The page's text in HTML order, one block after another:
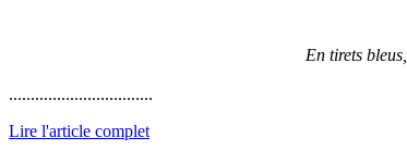
En tirets bleus,
.................................
Lire l'article complet